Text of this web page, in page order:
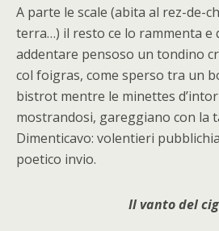
A parte le scale (abita al rez-de-
terra…) il resto ce lo rammenta e
addentare pensoso un tondino
col foigras, come sperso tra un
bistrot mentre le minettes
mostrandosi, gareggiano con la
Dimenticavo: volentieri
poetico invio.
Il vanto del